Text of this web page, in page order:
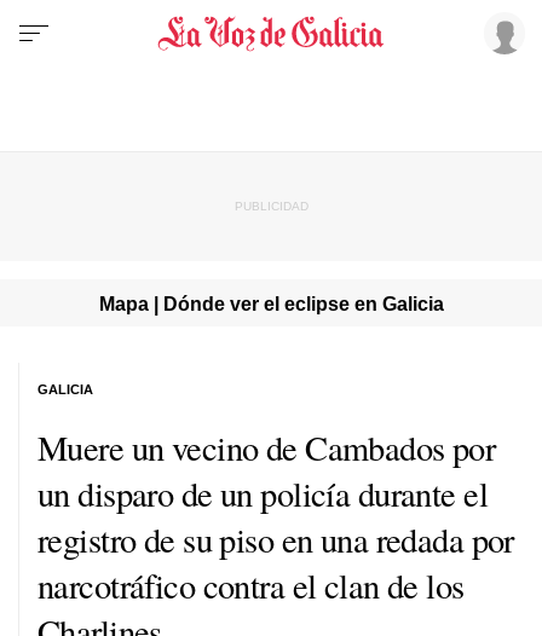
Mapa | Dónde ver el eclipse en Galicia
Muere un vecino de Cambados por
un disparo de un policía durante el
registro de su piso en una redada por
narcotráfico contra el clan de los
GALICIA